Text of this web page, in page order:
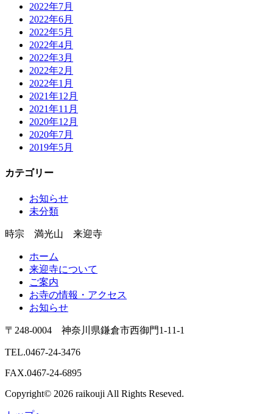
2022年7月
2022年6月
2022年5月
2022年4月
2022年3月
2022年2月
2022年1月
2021年12月
2021年11月
2020年12月
2020年7月
2019年5月
カテゴリー
お知らせ
未分類
時宗 満光山 来迎寺
ホーム
来迎寺について
ご案内
お寺の情報・アクセス
お知らせ
〒248-0004 神奈川県鎌倉市西御門1-11-1
TEL.0467-24-3476
FAX.0467-24-6895
Copyright© 2026 raikouji All Rights Reseved.